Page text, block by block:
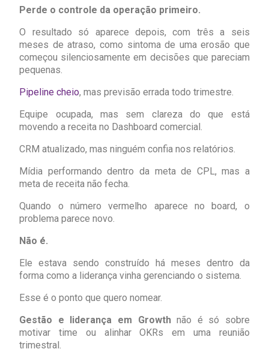
Perde o controle da operação primeiro.
O resultado só aparece depois, com três a seis
meses de atraso, como sintoma de uma erosão que
começou silenciosamente em decisões que pareciam
pequenas.
Pipeline cheio, mas previsão errada todo trimestre.
Equipe ocupada, mas sem clareza do que está
movendo a receita no Dashboard comercial.
CRM atualizado, mas ninguém confia nos relatórios.
Mídia performando dentro da meta de CPL, mas a
meta de receita não fecha.
Quando o número vermelho aparece no board, o
problema parece novo.
Não é.
Ele estava sendo construído há meses dentro da
forma como a liderança vinha gerenciando o sistema.
Esse é o ponto que quero nomear.
Gestão e liderança em Growthnão é só sobre
motivar time ou alinhar OKRs em uma reunião
trimestral.